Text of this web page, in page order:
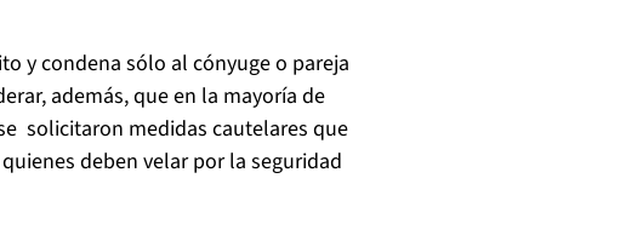
y condena sólo al cónyuge o pareja
además, que en la mayoría de
solicitaron medidas cautelares que
deben velar por la seguridad